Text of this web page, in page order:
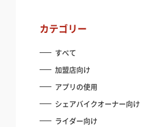
バイクを借りたい方
安全安心の個人間のシェア保険
バイクを借りたい方
安全安心の個人間のシェア保険
カテゴリー
すべて
加盟店向け
アプリの使用
シェアバイクオーナー向け
ライダー向け